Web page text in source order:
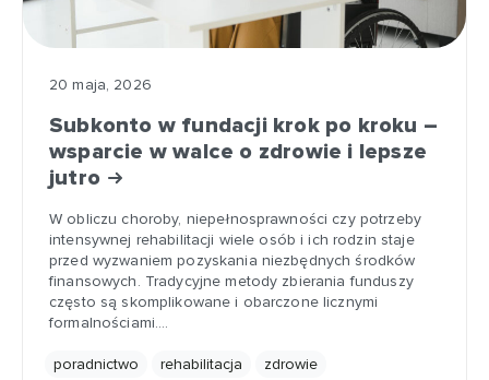
20 maja, 2026
Subkonto w fundacji krok po kroku –
wsparcie w walce o zdrowie i lepsze
jutro
W obliczu choroby, niepełnosprawności czy potrzeby
intensywnej rehabilitacji wiele osób i ich rodzin staje
przed wyzwaniem pozyskania niezbędnych środków
finansowych. Tradycyjne metody zbierania funduszy
często są skomplikowane i obarczone licznymi
formalnościami.…
poradnictwo rehabilitacja zdrowie